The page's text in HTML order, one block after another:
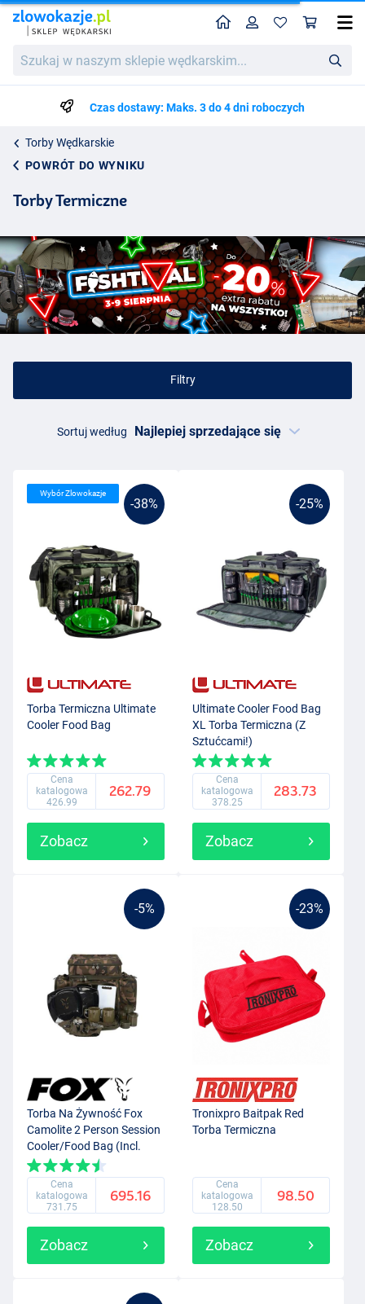
w
wędkarskim...
HomeProfil
Czas dostawy: Maks. 3 do 4 dni roboczych
Torby Wędkarskie
POWRÓT DO WYNIKU
Torby Termiczne
Filtry
Sortuj według
-38%
Wybór Zlowokazje
Torba Termiczna Ultimate
Cooler Food Bag
Cena
katalogowa
426.99
262.79
Zobacz
-25%
Ultimate Cooler Food Bag
XL Torba Termiczna (Z
Sztućcami!)
Cena
katalogowa
378.25
283.73
Zobacz
-5%
Torba Na Żywność Fox
Camolite 2 Person Session
Cooler/Food Bag (Incl.
Akcesoria!)
Cena
katalogowa
731.75
695.16
Zobacz
-23%
Tronixpro Baitpak Red
Torba Termiczna
Cena
katalogowa
128.50
98.50
Zobacz